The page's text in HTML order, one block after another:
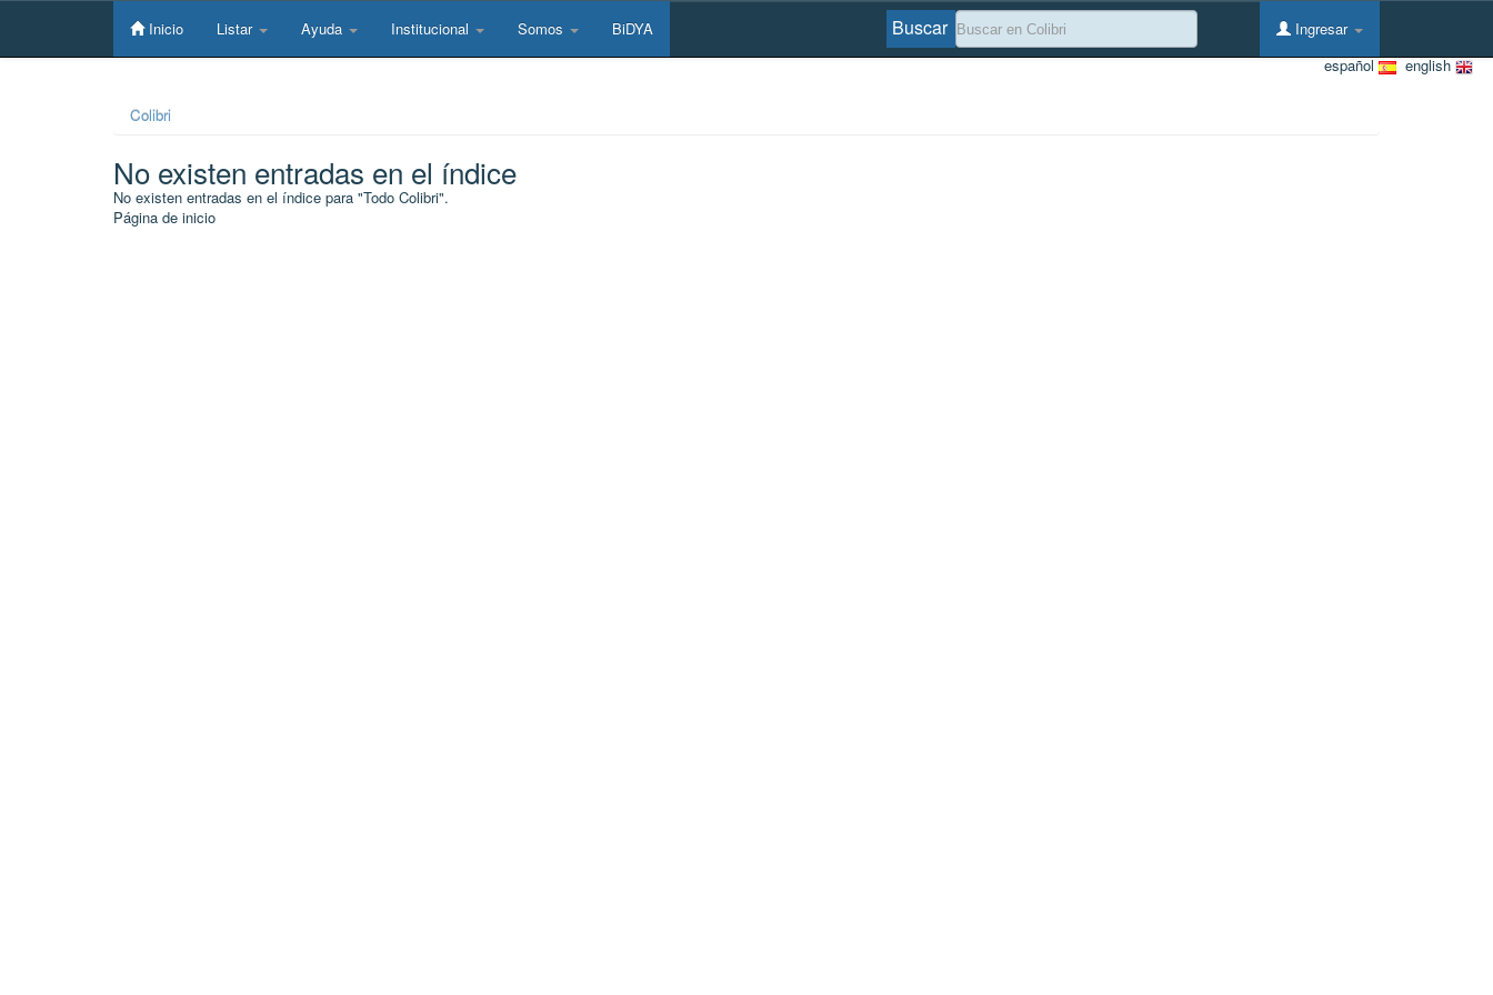
Skip
Inicio Listar Ayuda Institucional Somos BiDYA Ingresar
Buscar
english
español
Colibri
No existen entradas en el índice
No existen entradas en el índice para "Todo Colibri".
Página de inicio